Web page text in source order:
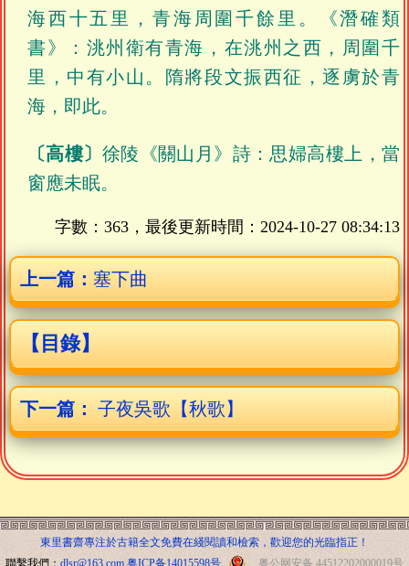
海西十五里，青海周圍千餘里。《潛確類
書》：洮州衛有青海，在洮州之西，周圍千
里，中有小山。隋將段文振西征，逐虜於青
海，即此。
〔高樓〕 徐陵《關山月》詩：思婦高樓上，當
窗應未眠。
字數：363，最後更新時間： 2024-10-27 08:34:13
上一篇： 塞下曲
【目錄】
下一篇： 子夜吳歌【秋歌】
東里書齋專注於古籍全文免費在綫閱讀和檢索，歡迎您的光臨指正！
聯繫我們： dlsr@163.com 粤ICP备14015598号 粤公网安备 44512202000019号